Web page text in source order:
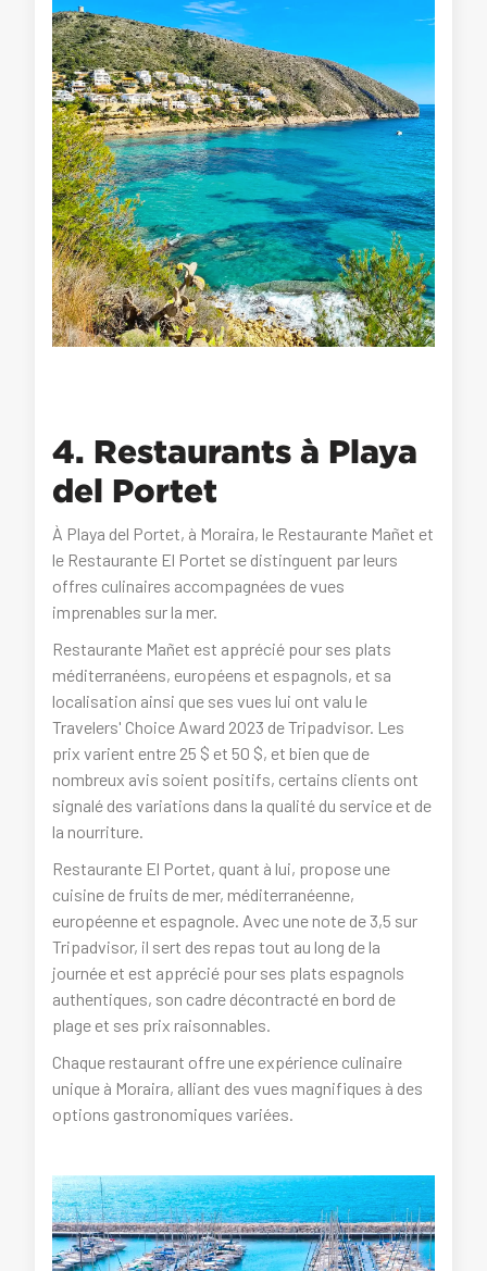
4. Restaurants à Playa
del Portet
À Playa del Portet, à Moraira, le Restaurante Mañet et
le Restaurante El Portet se distinguent par leurs
offres culinaires accompagnées de vues
imprenables sur la mer.
Restaurante Mañet est apprécié pour ses plats
méditerranéens, européens et espagnols, et sa
localisation ainsi que ses vues lui ont valu le
Travelers' Choice Award 2023 de Tripadvisor. Les
prix varient entre 25 $ et 50 $, et bien que de
nombreux avis soient positifs, certains clients ont
signalé des variations dans la qualité du service et de
la nourriture.
Restaurante El Portet, quant à lui, propose une
cuisine de fruits de mer, méditerranéenne,
européenne et espagnole. Avec une note de 3,5 sur
Tripadvisor, il sert des repas tout au long de la
journée et est apprécié pour ses plats espagnols
authentiques, son cadre décontracté en bord de
plage et ses prix raisonnables.
Chaque restaurant offre une expérience culinaire
unique à Moraira, alliant des vues magnifiques à des
options gastronomiques variées.